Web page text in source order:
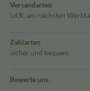
Versandarten
i.d.R. am nächsten
Zahlarten
sicher und bequem
Bewerte uns